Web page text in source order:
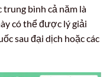
trung bình cả năm là
có thể được lý giải
sau đại dịch hoặc các